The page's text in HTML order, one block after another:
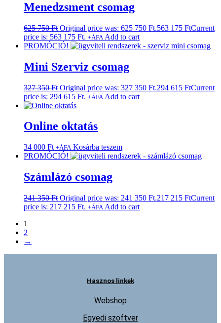
Menedzsment csomag
625 750Ft Original price was: 625 750 Ft.563 175 FtCurrent
price is: 563 175 Ft. +ÁFA Add to cart
PROMÓCIÓ!
Mini Szerviz csomag
327 350Ft Original price was: 327 350 Ft.294 615 FtCurrent
price is: 294 615 Ft. +ÁFA Add to cart
Online oktatás
34 000 Ft +ÁFA Kosárba teszem
PROMÓCIÓ!
Számlázó csomag
241 350Ft Original price was: 241 350 Ft.217 215 FtCurrent
price is: 217 215 Ft. +ÁFA Add to cart
1
2
→
Hasznos linkek
Webshop
Egyedi szoftver